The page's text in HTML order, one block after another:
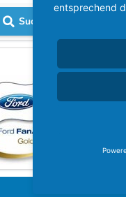
Suche
entsprechend